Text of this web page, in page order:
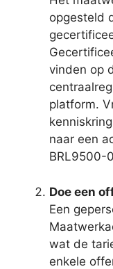
opgesteld
vinden op
platform.
naar een
BRL9500-
Doe een
Een
wat de
enkele